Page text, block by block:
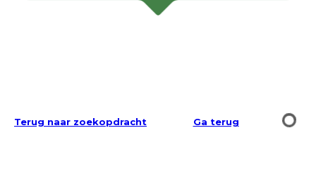
Terug naar zoekopdracht Ga terug